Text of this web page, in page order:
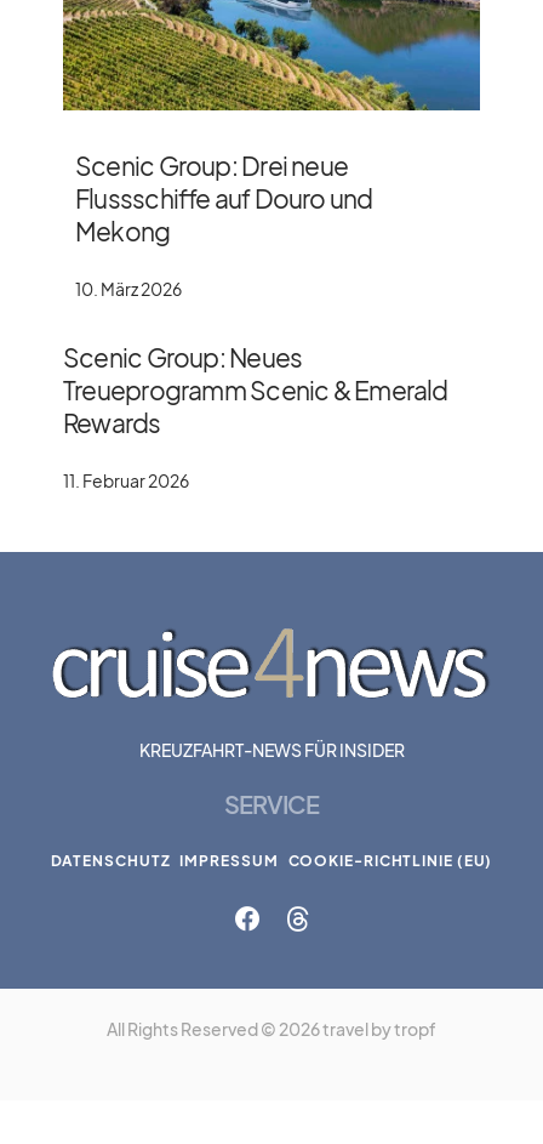
Scenic Group: Drei neue
Flussschiffe auf Douro und
Mekong
10. März 2026
Scenic Group: Neues
Treueprogramm Scenic & Emerald
Rewards
11. Februar 2026
KREUZFAHRT-NEWS FÜR INSIDER
SERVICE
DATENSCHUTZ IMPRESSUM COOKIE-RICHTLINIE (EU)
All Rights Reserved © 2026 travel by tropf